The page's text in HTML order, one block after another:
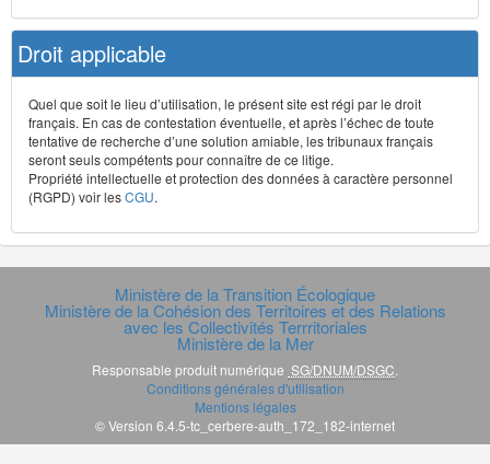
Droit applicable
Quel que soit le lieu d’utilisation, le présent site est régi par le droit
français. En cas de contestation éventuelle, et après l’échec de toute
tentative de recherche d’une solution amiable, les tribunaux français
seront seuls compétents pour connaître de ce litige.
Propriété intellectuelle et protection des données à caractère personnel
(RGPD) voir lesCGU.
Ministère de la Transition Écologique
Ministère de la Cohésion des Territoires et des Relations
avec les Collectivités Terrritoriales
Ministère de la Mer
Responsable produit numérique SG/DNUM/DSGC
Conditions générales d'utilisation
Mentions légales
© Version 6.4.5-tc_cerbere-auth_172_182-internet